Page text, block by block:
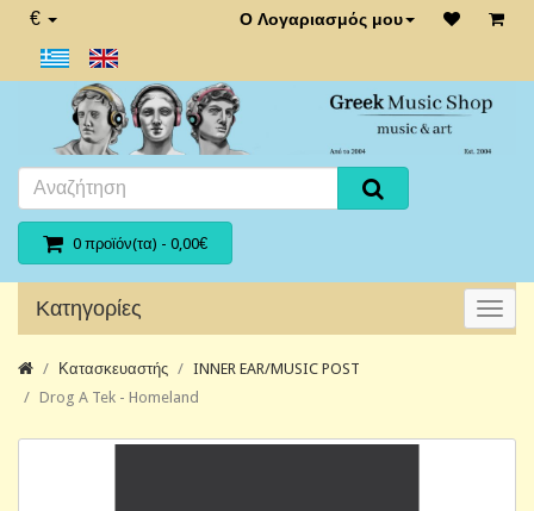
€ Ο Λογαριασμός μου
0 προϊόν(τα) - 0,00€
Κατηγορίες
Κατασκευαστής
INNER EAR/MUSIC POST
Drog A Tek - Homeland